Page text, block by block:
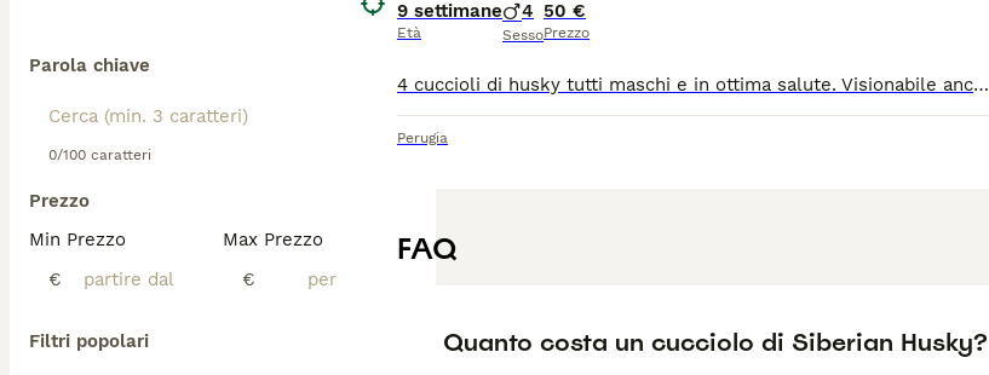
Parola chiave
0/100 caratteri
Prezzo
Min Prezzo
€
Max Prezzo
€
Filtri popolari
9 settimane
Età
4
Sesso
50 €
Prezzo
4 cuccioli di husky tutti maschi e in ottima salute. Visionabile anche entrambi i genitori. Per altre info chiedere
Perugia
FAQ
Quanto costa un cucciolo di Siberian Husky?